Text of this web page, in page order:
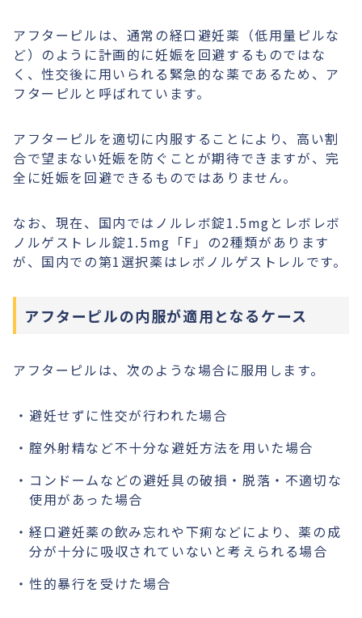
アフターピルは、通常の経口避妊薬（低用量ピルな
ど）のように計画的に妊娠を回避するものではな
く、性交後に用いられる緊急的な薬であるため、ア
フターピルと呼ばれています。
アフターピルを適切に内服することにより、高い割
合で望まない妊娠を防ぐことが期待できますが、完
全に妊娠を回避できるものではありません。
なお、現在、国内ではノルレボ錠1.5mgとレボレボ
ノルゲストレル錠1.5mg「F」の2種類があります
が、国内での第1選択薬はレボノルゲストレルです。
アフターピルの内服が適用となるケース
アフターピルは、次のような場合に服用します。
避妊せずに性交が行われた場合
腟外射精など不十分な避妊方法を用いた場合
コンドームなどの避妊具の破損・脱落・不適切な
使用があった場合
経口避妊薬の飲み忘れや下痢などにより、薬の成
分が十分に吸収されていないと考えられる場合
性的暴行を受けた場合